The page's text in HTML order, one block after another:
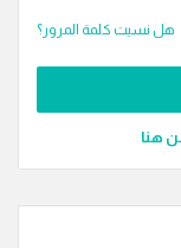
هل نسيت كلمة المرور؟
هنا